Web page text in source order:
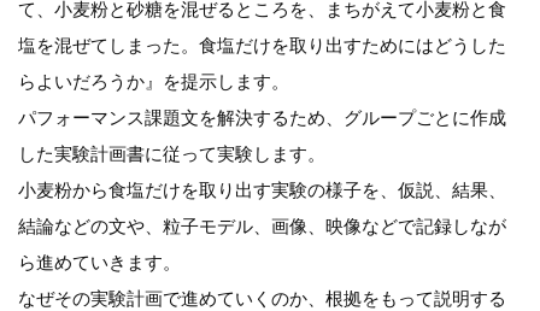
て、小麦粉と砂糖を混ぜるところを、まちがえて小麦粉と食
塩を混ぜてしまった。食塩だけを取り出すためにはどうした
らよいだろうか』を提示します。
パフォーマンス課題文を解決するため、グループごとに作成
した実験計画書に従って実験します。
小麦粉から食塩だけを取り出す実験の様子を、仮説、結果、
結論などの文や、粒子モデル、画像、映像などで記録しなが
ら進めていきます。
なぜその実験計画で進めていくのか、根拠をもって説明する